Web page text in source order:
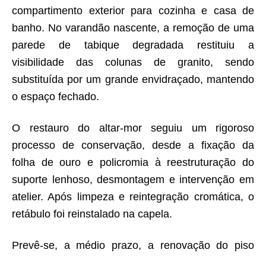
compartimento exterior para cozinha e casa de
banho. No varandão nascente, a remoção de uma
parede de tabique degradada restituiu a
visibilidade das colunas de granito, sendo
substituída por um grande envidraçado, mantendo
o espaço fechado.
O restauro do altar-mor seguiu um rigoroso
processo de conservação, desde a fixação da
folha de ouro e policromia à reestruturação do
suporte lenhoso, desmontagem e intervenção em
atelier. Após limpeza e reintegração cromática, o
retábulo foi reinstalado na capela.
Prevê-se, a médio prazo, a renovação do piso